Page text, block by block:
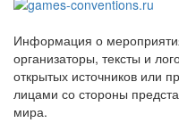
Информация о
организаторы, тексты и
открытых источников или
лицами со стороны
мира.